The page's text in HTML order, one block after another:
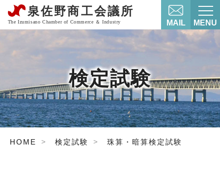
MAIL MENU
検定試験
HOME 検定試験 珠算・暗算検定試験